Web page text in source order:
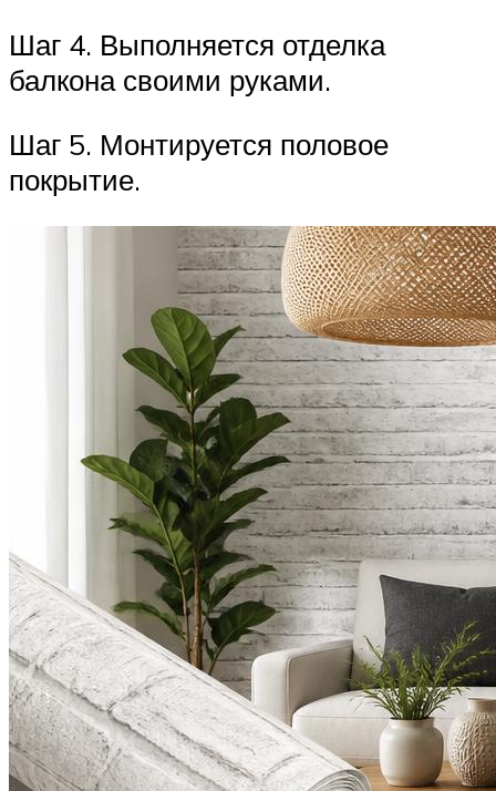
Шаг 4. Выполняется отделка
балкона своими руками.
Шаг 5. Монтируется половое
покрытие.